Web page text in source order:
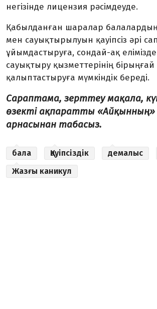
негізінде лицензия рәсімдеуде.
Қабылданған шаралар
мен сауықтырылуын қауіпсіз әрі
ұйымдастыруға, сондай-ақ елімізде
сауықтыру қызметтерінің
қалыптастыруға мүмкіндік береді.
Сараптама, зерттеу мақала,
өзекті ақпаратты «Айқынның»
арнасынан табасыз.
бала Қауіпсіздік демалыс
Жазғы каникул